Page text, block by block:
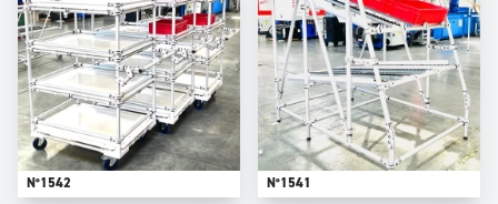
N°1542 N°1541